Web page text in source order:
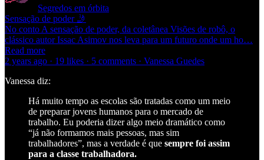
Segredos em órbita
Sensação de poder 🤳
No conto A sensação de poder, da coletânea Visões de robô, o
clássico autor Issac Asimov nos leva para um futuro onde um ho…
Read more
2 years ago · 19 likes · 5 comments · Vanessa Guedes
Vanessa diz:
Há muito tempo as escolas são tratadas como um meio
de preparar jovens humanos para o mercado de
trabalho. Eu poderia dizer algo meio dramático como
“já não formamos mais pessoas, mas sim
trabalhadores”, mas a verdade é que sempre foi assim
para a classe trabalhadora.